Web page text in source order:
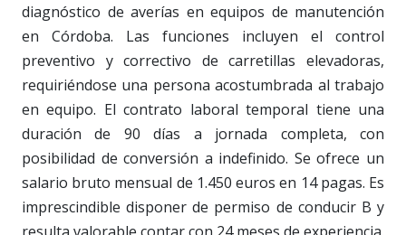
diagnóstico de averías en equipos de manutención
en Córdoba. Las funciones incluyen el control
preventivo y correctivo de carretillas elevadoras,
requiriéndose una persona acostumbrada al trabajo
en equipo. El contrato laboral temporal tiene una
duración de 90 días a jornada completa, con
posibilidad de conversión a indefinido. Se ofrece un
salario bruto mensual de 1.450 euros en 14 pagas. Es
imprescindible disponer de permiso de conducir B y